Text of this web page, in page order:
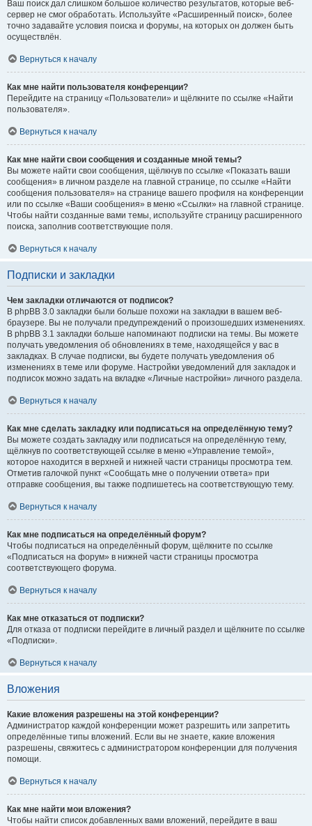
Ваш поиск дал слишком большое количество результатов, которые веб-
сервер не смог обработать. Используйте «Расширенный поиск», более
точно задавайте условия поиска и форумы, на которых он должен быть
осуществлён.
Вернуться к началу
Как мне найти пользователя конференции?
Перейдите на страницу «Пользователи» и щёлкните по ссылке «Найти
пользователя».
Вернуться к началу
Как мне найти свои сообщения и созданные мной темы?
Вы можете найти свои сообщения, щёлкнув по ссылке «Показать ваши
сообщения» в личном разделе на главной странице, по ссылке «Найти
сообщения пользователя» на странице вашего профиля на конференции
или по ссылке «Ваши сообщения» в меню «Ссылки» на главной странице.
Чтобы найти созданные вами темы, используйте страницу расширенного
поиска, заполнив соответствующие поля.
Вернуться к началу
Подписки и закладки
Чем закладки отличаются от подписок?
В phpBB 3.0 закладки были больше похожи на закладки в вашем веб-
браузере. Вы не получали предупреждений о произошедших изменениях.
В phpBB 3.1 закладки больше напоминают подписки на темы. Вы можете
получать уведомления об обновлениях в теме, находящейся у вас в
закладках. В случае подписки, вы будете получать уведомления об
изменениях в теме или форуме. Настройки уведомлений для закладок и
подписок можно задать на вкладке «Личные настройки» личного раздела.
Вернуться к началу
Как мне сделать закладку или подписаться на определённую тему?
Вы можете создать закладку или подписаться на определённую тему,
щёлкнув по соответствующей ссылке в меню «Управление темой»,
которое находится в верхней и нижней части страницы просмотра тем.
Отметив галочкой пункт «Сообщать мне о получении ответа» при
отправке сообщения, вы также подпишетесь на соответствующую тему.
Вернуться к началу
Как мне подписаться на определённый форум?
Чтобы подписаться на определённый форум, щёлкните по ссылке
«Подписаться на форум» в нижней части страницы просмотра
соответствующего форума.
Вернуться к началу
Как мне отказаться от подписки?
Для отказа от подписки перейдите в личный раздел и щёлкните по ссылке
«Подписки».
Вернуться к началу
Вложения
Какие вложения разрешены на этой конференции?
Администратор каждой конференции может разрешить или запретить
определённые типы вложений. Если вы не знаете, какие вложения
разрешены, свяжитесь с администратором конференции для получения
помощи.
Вернуться к началу
Как мне найти мои вложения?
Чтобы найти список добавленных вами вложений, перейдите в ваш